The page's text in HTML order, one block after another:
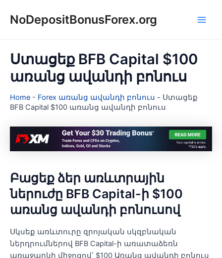
NoDepositBonusForex.org
Ստացեք BFB Capital $100
առանց ավանդի բոնուս
Home - Forex առանց ավանդի բոնուս - Ստացեք
BFB Capital $100 առանց ավանդի բոնուս
Բացեք ձեր առևտրային
ներուժը BFB Capital-ի $100
առանց ավանդի բոնուսով
Սկսեք առևտուրը զրոյական սկզբնական
ներդրումներով BFB Capital-ի առատաձեռն
առաջարկի միջոցով՝ $100 Առանց ավանդի բոնուս